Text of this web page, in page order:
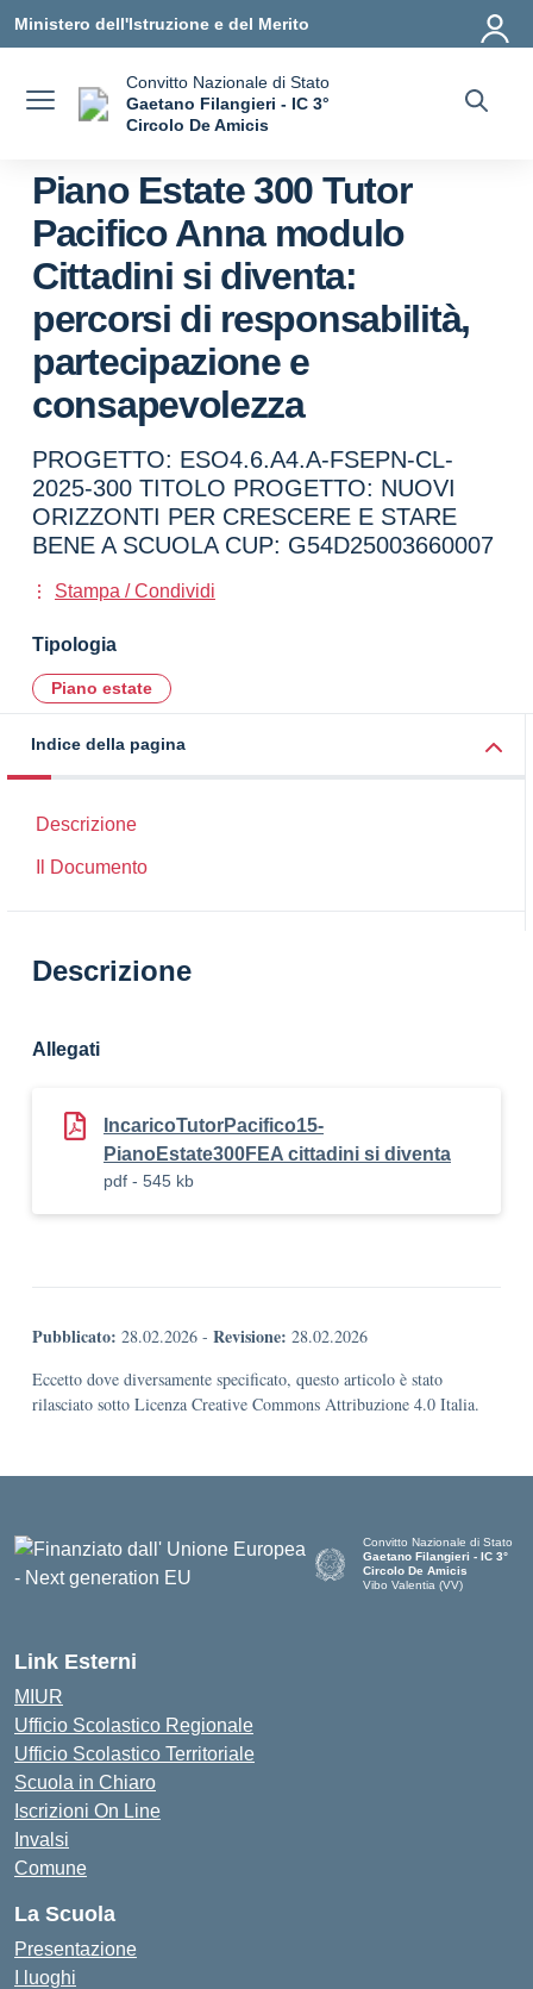
Ministero dell'Istruzione e del Merito
Convitto Nazionale di Stato
Gaetano Filangieri - IC 3°
Circolo De Amicis
Piano Estate 300 Tutor
Pacifico Anna modulo
Cittadini si diventa:
percorsi di responsabilità,
partecipazione e
consapevolezza
PROGETTO: ESO4.6.A4.A-FSEPN-CL-
2025-300 TITOLO PROGETTO: NUOVI
ORIZZONTI PER CRESCERE E STARE
BENE A SCUOLA CUP: G54D25003660007
Stampa / Condividi
Tipologia
Piano estate
Indice della pagina
Descrizione
Il Documento
Descrizione
Allegati
IncaricoTutorPacifico15-
PianoEstate300FEA cittadini si diventa
pdf - 545 kb
Pubblicato: 28.02.2026 - Revisione: 28.02.2026
Eccetto dove diversamente specificato, questo articolo è stato
rilasciato sotto Licenza Creative Commons Attribuzione 4.0 Italia.
Convitto Nazionale di Stato
Gaetano Filangieri - IC 3°
Circolo De Amicis
Vibo Valentia (VV)
Link Esterni
MIUR
Ufficio Scolastico Regionale
Ufficio Scolastico Territoriale
Scuola in Chiaro
Iscrizioni On Line
Invalsi
Comune
La Scuola
Presentazione
I luoghi